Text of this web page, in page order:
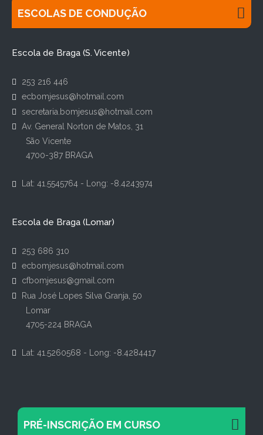
ESCOLAS DE CONDUÇÃO
Escola de Braga (S. Vicente)
253 216 446
ecbomjesus@hotmail.com
secretaria.bomjesus@hotmail.com
Av. General Norton de Matos, 31
São Vicente
4700-387 BRAGA
Lat: 41.5545764 - Long: -8.4243974
Escola de Braga (Lomar)
253 686 310
ecbomjesus@hotmail.com
cfbomjesus@gmail.com
Rua José Lopes Silva Granja, 50
Lomar
4705-224 BRAGA
Lat: 41.5260568 - Long: -8.4284417
PRÉ-INSCRIÇÃO EM CURSO